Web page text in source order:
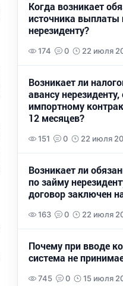
Когда возникает
источника выплаты
нерезиденту?
174 0 22 июля
Возникает ли
авансу
импортному
12 месяцев?
151 0 22 июля
Возникает ли
по займу
договор заключен
163 0 22 июля
Почему при вводе
система не
745 0 15 июля